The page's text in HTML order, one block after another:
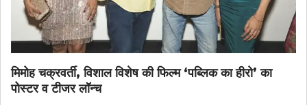
मिमोह चक्रवर्ती, विशाल विशेष की फिल्म ‘पब्लिक का हीरो’ का
पोस्टर व टीजर लॉन्च